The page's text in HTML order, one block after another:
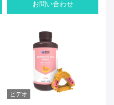
お問い合わせ
ビデオ